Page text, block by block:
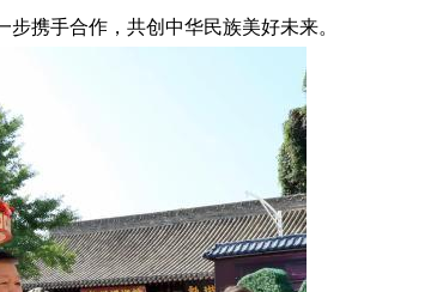
携手合作，共创中华民族美好未来。